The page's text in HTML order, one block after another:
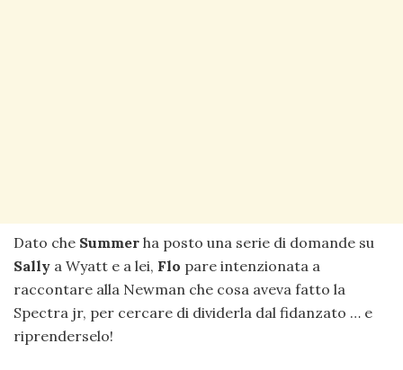
Dato che Summer ha posto una serie di domande su
Sally a Wyatt e a lei, Flo pare intenzionata a
raccontare alla Newman che cosa aveva fatto la
Spectra jr, per cercare di dividerla dal fidanzato … e
riprenderselo!